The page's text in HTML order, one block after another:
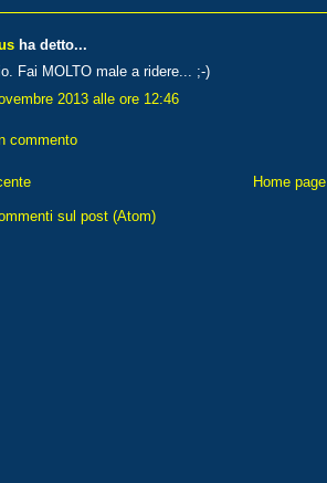
ha detto...
Fai MOLTO male a ridere... ;-)
2013 alle ore 12:46
commento
Home page
sul post (Atom)